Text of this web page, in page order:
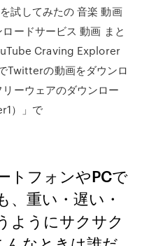
試してみたの 音楽 動画
ードサービス 動画 まと
Craving Explorer
Twitterの動画をダウンロ
ーウェアのダウンロー
）」で
トフォンやPCで
、重い・遅い・
ようにサクサク